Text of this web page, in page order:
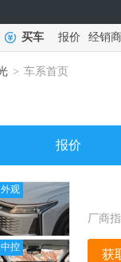
买车 报价 经销商
> 车系首页
报价
外观
中控
厂商
获